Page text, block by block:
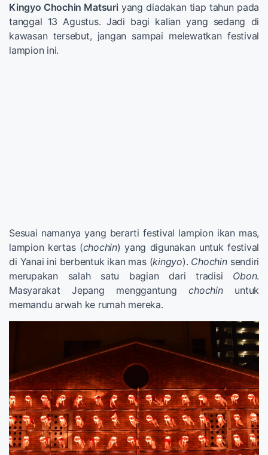
Kingyo Chochin Matsuri yang diadakan tiap tahun pada
tanggal 13 Agustus. Jadi bagi kalian yang sedang di
kawasan tersebut, jangan sampai melewatkan festival
lampion ini.
Sesuai namanya yang berarti festival lampion ikan mas,
lampion kertas (chochin) yang digunakan untuk festival
di Yanai ini berbentuk ikan mas (kingyo). Chochinsendiri
merupakan salah satu bagian dari tradisi Obon.
Masyarakat Jepang menggantungchochin untuk
memandu arwah ke rumah mereka.